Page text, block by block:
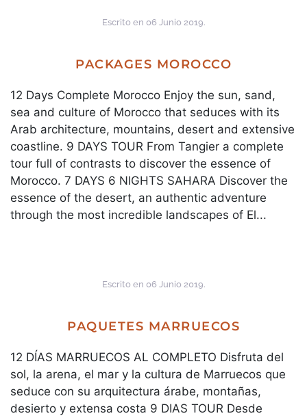
Escrito en 06 Junio 2019.
PACKAGES MOROCCO
12 Days Complete Morocco Enjoy the sun, sand,
sea and culture of Morocco that seduces with its
Arab architecture, mountains, desert and extensive
coastline. 9 DAYS TOUR From Tangier a complete
tour full of contrasts to discover the essence of
Morocco. 7 DAYS 6 NIGHTS SAHARA Discover the
essence of the desert, an authentic adventure
through the most incredible landscapes of El...
Escrito en 06 Junio 2019.
PAQUETES MARRUECOS
12 DÍAS MARRUECOS AL COMPLETO Disfruta del
sol, la arena, el mar y la cultura de Marruecos que
seduce con su arquitectura árabe, montañas,
desierto y extensa costa 9 DIAS TOUR Desde